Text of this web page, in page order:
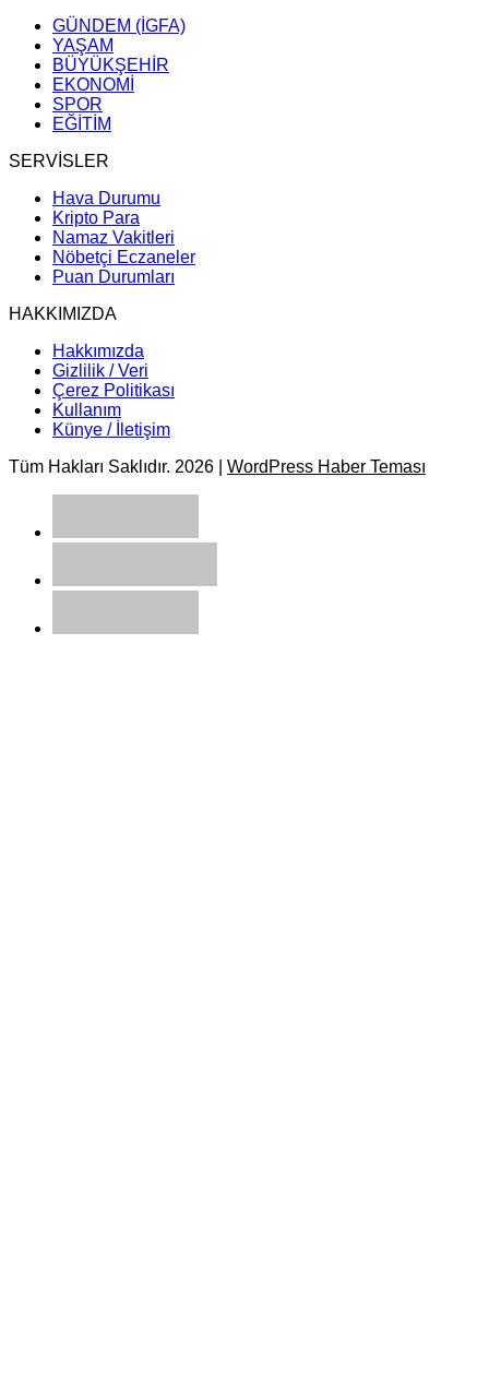
GÜNDEM (İGFA)
YAŞAM
BÜYÜKŞEHİR
EKONOMİ
SPOR
EĞİTİM
SERVİSLER
Hava Durumu
Kripto Para
Namaz Vakitleri
Nöbetçi Eczaneler
Puan Durumları
HAKKIMIZDA
Hakkımızda
Gizlilik / Veri
Çerez Politikası
Kullanım
Künye / İletişim
Tüm Hakları Saklıdır. 2026 | WordPress Haber Teması